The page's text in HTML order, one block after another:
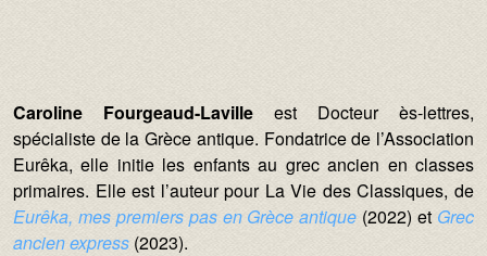
Caroline Fourgeaud-Laville est Docteur ès-lettres,
spécialiste de la Grèce antique. Fondatrice de l’Association
Eurêka, elle initie les enfants au grec ancien en classes
primaires. Elle est l’auteur pour La Vie des Classiques, de
Eurêka, mes premiers pas en Grèce antique (2022) et Grec
ancien express (2023).